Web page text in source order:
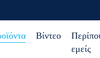
Βίντεο
εμείς